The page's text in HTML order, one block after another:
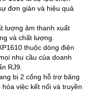
đơn giản và hiệu quả
lượng âm thanh xuất
và chất lượng.
thuộc dòng điện
nhu cầu của doanh
RJ9.
bị 2 cổng hỗ trợ băng
việc kết nối và truyền